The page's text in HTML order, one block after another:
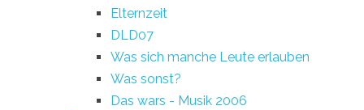
Elternzeit
DLD07
Was sich manche Leute erlauben
Was sonst?
Das wars - Musik 2006